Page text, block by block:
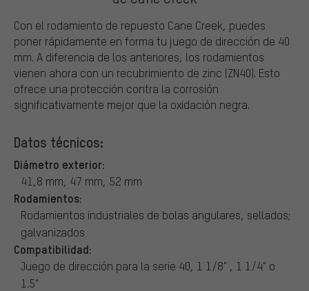
Con el rodamiento de repuesto Cane Creek, puedes
poner rápidamente en forma tu juego de dirección de 40
mm. A diferencia de los anteriores, los rodamientos
vienen ahora con un recubrimiento de zinc (ZN40). Esto
ofrece una protección contra la corrosión
significativamente mejor que la oxidación negra.
Datos técnicos:
Diámetro exterior:
41,8 mm, 47 mm, 52 mm
Rodamientos:
Rodamientos industriales de bolas angulares, sellados;
galvanizados
Compatibilidad:
Juego de dirección para la serie 40, 1 1/8" , 1 1/4" o
1.5"